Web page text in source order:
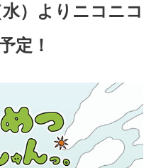
）よりニコニコ
定！